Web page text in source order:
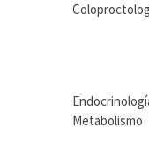
Metabolismo